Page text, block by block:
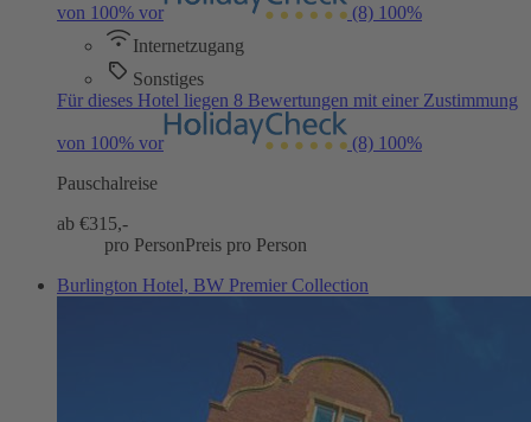
von 100% vor (8) 100%
Internetzugang
Sonstiges
Für dieses Hotel liegen 8 Bewertungen mit einer Zustimmung
von 100% vor (8) 100%
Pauschalreise
ab €315,-
pro PersonPreis pro Person
Burlington Hotel, BW Premier Collection